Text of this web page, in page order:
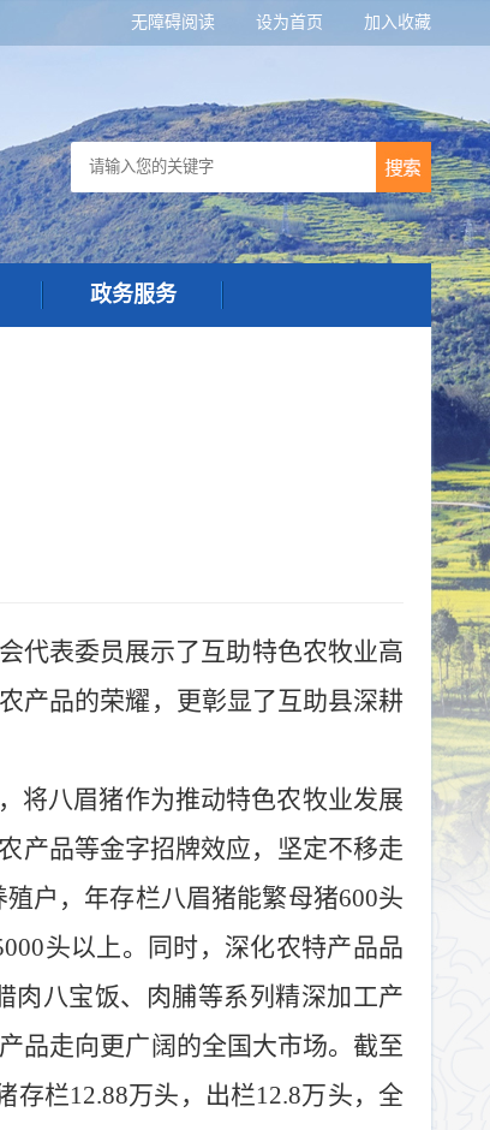
无障碍阅读 设为首页 加入收藏
政务服务
代表委员展示了互助特色农牧业高
产品的荣耀，更彰显了互助县深耕
将八眉猪作为推动特色农牧业发展
产品等金字招牌效应，坚定不移走
殖户，年存栏八眉猪能繁母猪600头
头以上。同时，深化农特产品品
肉八宝饭、肉脯等系列精深加工产
品走向更广阔的全国大市场。截至
存栏12.88万头，出栏12.8万头，全